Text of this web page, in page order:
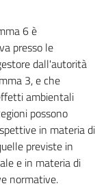
6 è
presso le
dall'autorità
3, e che
ambientali
possono
in materia di
previste in
e in materia di
normative.